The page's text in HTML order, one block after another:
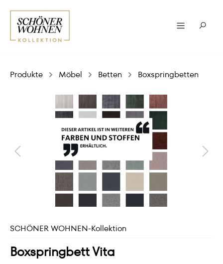
Produkte Möbel Betten Boxspringbetten
SCHÖNER WOHNEN-Kollektion
Boxspringbett Vita